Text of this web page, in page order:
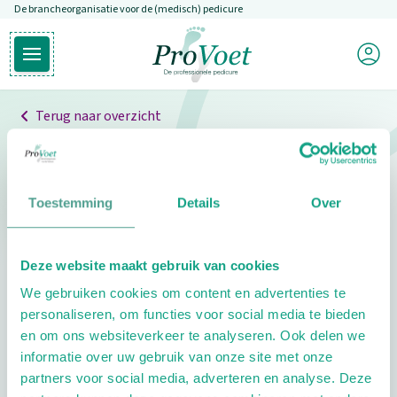
Toestemming Details Over
Deze website maakt gebruik van cookies
We gebruiken cookies om content en advertenties te
personaliseren, om functies voor social media te bieden
en om ons websiteverkeer te analyseren. Ook delen we
informatie over uw gebruik van onze site met onze
partners voor social media, adverteren en analyse. Deze
Overslaan en naar de inhoud gaan
De brancheorganisatie voor de (medisch) pedicure
Open hoofdmenu
Ga naar de homepagina
Mijn
Terug naar overzicht
Professionals
Pedicure niet gevonden
pedicure.